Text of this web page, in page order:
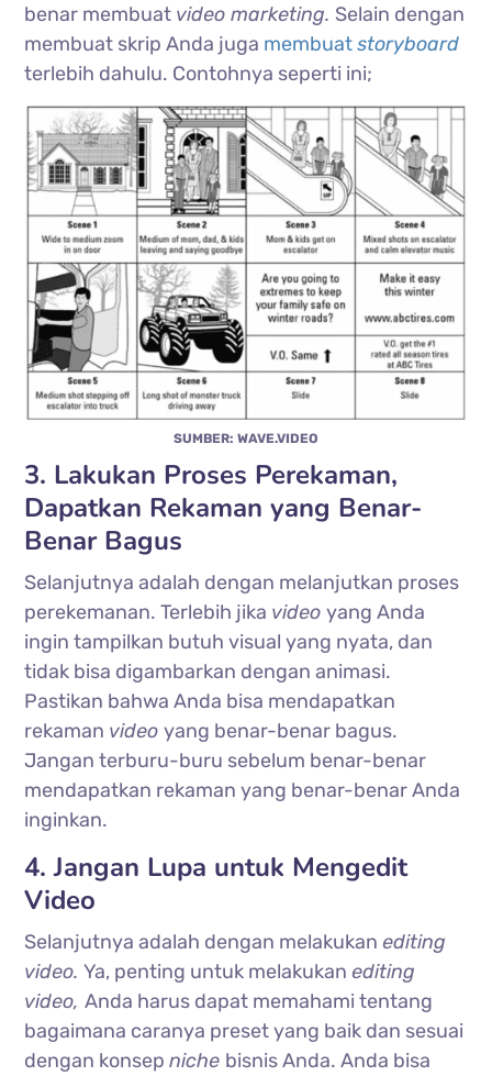
benar membuat video marketing. Selain dengan
membuat skrip Anda juga membuatstoryboard
terlebih dahulu. Contohnya seperti ini;
SUMBER: WAVE.VIDEO
3. Lakukan Proses Perekaman,
Dapatkan Rekaman yang Benar-
Benar Bagus
Selanjutnya adalah dengan melanjutkan proses
perekemanan. Terlebih jika videoyang Anda
ingin tampilkan butuh visual yang nyata, dan
tidak bisa digambarkan dengan animasi.
Pastikan bahwa Anda bisa mendapatkan
rekaman videoyang benar-benar bagus.
Jangan terburu-buru sebelum benar-benar
mendapatkan rekaman yang benar-benar Anda
inginkan.
4. Jangan Lupa untuk Mengedit
Video
Selanjutnya adalah dengan melakukan editing
video.Ya, penting untuk melakukan editing
video,Anda harus dapat memahami tentang
bagaimana caranya preset yang baik dan sesuai
dengan konsepniche bisnis Anda. Anda bisa